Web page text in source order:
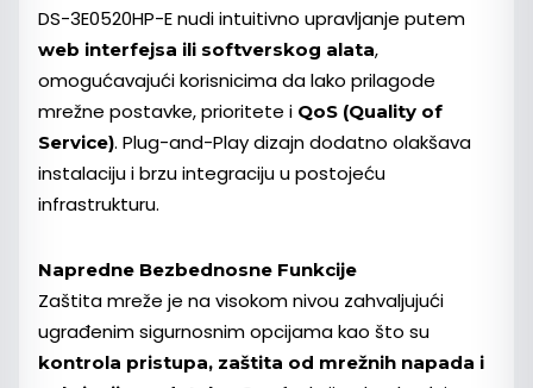
DS-3E0520HP-E nudi intuitivno upravljanje putem
web interfejsa ili softverskog alata,
omogućavajući korisnicima da lako prilagode
mrežne postavke, prioritete i QoS (Quality of
Service). Plug-and-Play dizajn dodatno olakšava
instalaciju i brzu integraciju u postojeću
infrastrukturu.
Napredne Bezbednosne Funkcije
Zaštita mreže je na visokom nivou zahvaljujući
ugrađenim sigurnosnim opcijama kao što su
kontrola pristupa, zaštita od mrežnih napada i